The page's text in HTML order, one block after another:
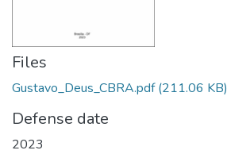
Files
Gustavo_Deus_CBRA.pdf(211.06 KB)
Defense date
2023